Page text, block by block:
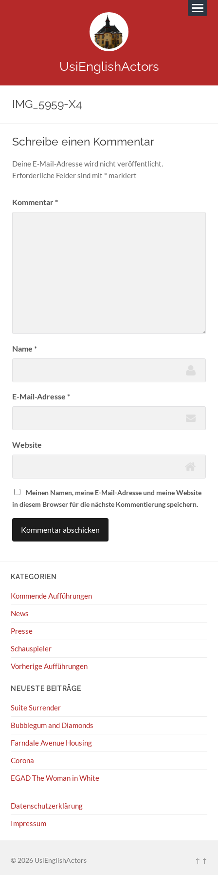
UsiEnglishActors
IMG_5959-X4
Schreibe einen Kommentar
Deine E-Mail-Adresse wird nicht veröffentlicht.
Erforderliche Felder sind mit * markiert
Kommentar*
Name *
E-Mail-Adresse *
Website
Meinen Namen, meine E-Mail-Adresse und meine Website
in diesem Browser für die nächste Kommentierung speichern.
KATEGORIEN
Kommende Aufführungen
News
Presse
Schauspieler
Vorherige Aufführungen
NEUESTE BEITRÄGE
Suite Surrender
Bubblegum and Diamonds
Farndale Avenue Housing
Corona
EGAD The Woman in White
Datenschutzerklärung
Impressum
© 2026 UsiEnglishActors ↑ ↑